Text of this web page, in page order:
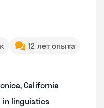
12 лет опыта
California
in linguistics